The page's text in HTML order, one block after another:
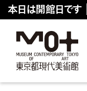
本日は開館日です
イベント